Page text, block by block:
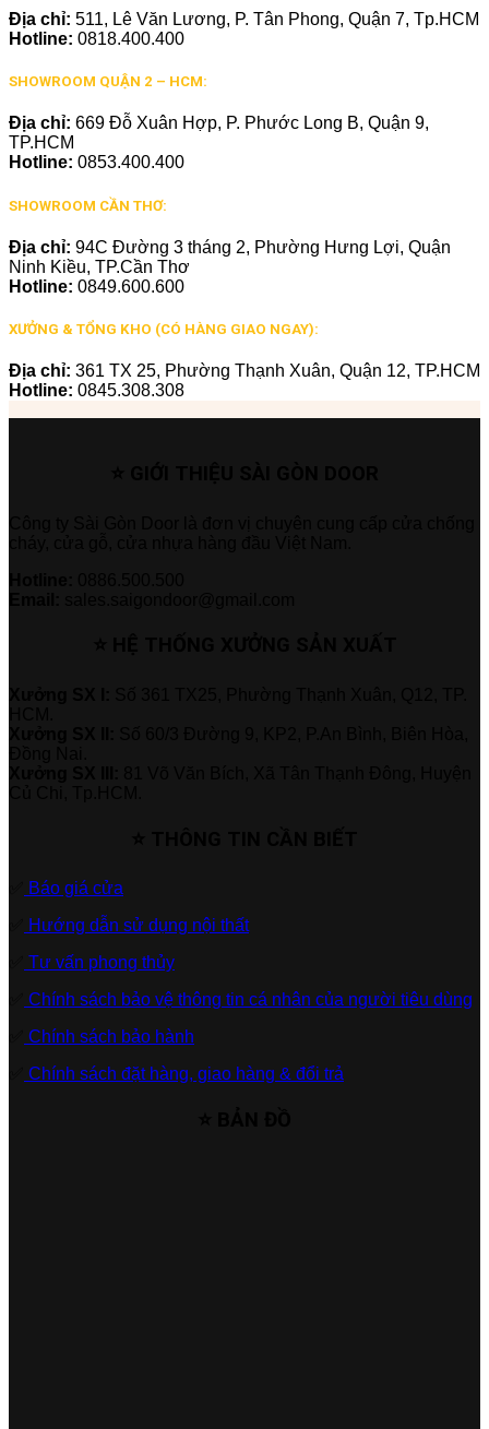
Địa chỉ: 511, Lê Văn Lương, P. Tân Phong, Quận 7, Tp.HCM
Hotline: 0818.400.400
SHOWROOM QUẬN 2 – HCM:
Địa chỉ: 669 Đỗ Xuân Hợp, P. Phước Long B, Quận 9,
TP.HCM
Hotline: 0853.400.400
SHOWROOM CẦN THƠ:
Địa chỉ: 94C Đường 3 tháng 2, Phường Hưng Lợi, Quận
Ninh Kiều, TP.Cần Thơ
Hotline: 0849.600.600
XƯỞNG & TỔNG KHO (CÓ HÀNG GIAO NGAY):
Địa chỉ: 361 TX 25, Phường Thạnh Xuân, Quận 12, TP.HCM
Hotline: 0845.308.308
Báo giá cửa
Hướng dẫn sử dụng nội thất
Tư vấn phong thủy
Chính sách bảo vệ thông tin cá nhân của người tiêu dùng
Chính sách bảo hành
Chính sách đặt hàng, giao hàng & đổi trả